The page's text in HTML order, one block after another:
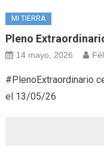
MI TIERRA
Pleno
14 mayo, 2026
#PlenoExtraordinario
el 13/05/26